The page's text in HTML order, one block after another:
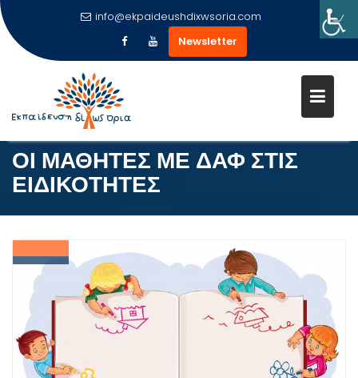
info@ekpaideushdixwsoria.com
Newsletter
ΟΙ ΜΑΘΗΤΕΣ ΜΕ ΔΑΦ ΣΤΙΣ
ΕΙΔΙΚΟΤΗΤΕΣ